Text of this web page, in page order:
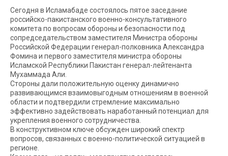
Сегодня в Исламабаде состоялось пятое заседание
российско-пакистанского военно-консультативного
комитета по вопросам обороны и безопасности под
сопредседательством заместителя Министра обороны
Российской Федерации генерал-полковника Александра
Фомина и первого заместителя министра обороны
Исламской Республики Пакистан генерал-лейтенанта
Мухаммада Али.
Стороны дали положительную оценку динамично
развивающимся взаимовыгодным отношениям в военной
области и подтвердили стремление максимально
эффективно задействовать наработанный потенциал для
укрепления военного сотрудничества.
В конструктивном ключе обсужден широкий спектр
вопросов, связанных с военно-политической ситуацией в
регионе.